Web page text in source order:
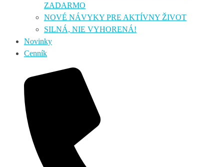
ZADARMO
NOVÉ NÁVYKY PRE AKTÍVNY ŽIVOT
SILNÁ, NIE VYHORENÁ!
Novinky
Cenník